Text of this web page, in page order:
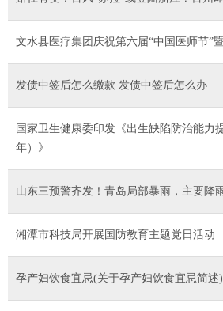
文水县医疗集团庆祝第六届“中国医师节”
发债中签后怎么缴款 发债中签后怎么办
国家卫生健康委印发《出生缺陷防治能力
年）》
山东三预警齐发！青岛局部暴雨，主要降
湘潭市科技局开展国防教育主题党日活动
孕产妇饮食宜忌(关于孕产妇饮食宜忌简述)